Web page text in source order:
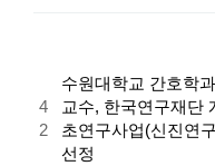
4
2
수원대학교 간호학
교수, 한국연구재단
초연구사업(신진연
선정